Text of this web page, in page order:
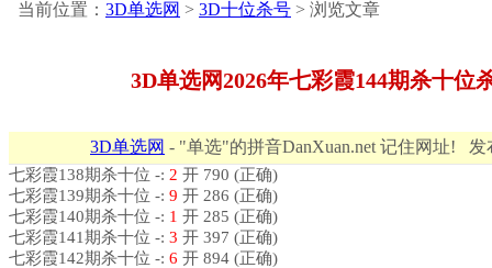
当前位置： 3D单选网 > 3D十位杀号 > 浏览文章
3D单选网2026年七彩霞144期杀十位
3D单选网 - "单选"的拼音DanXuan.net 记住网址! 发
七彩霞138期杀十位 -: 2 开 790 (正确)
七彩霞139期杀十位 -: 9 开 286 (正确)
七彩霞140期杀十位 -: 1 开 285 (正确)
七彩霞141期杀十位 -: 3 开 397 (正确)
七彩霞142期杀十位 -: 6 开 894 (正确)